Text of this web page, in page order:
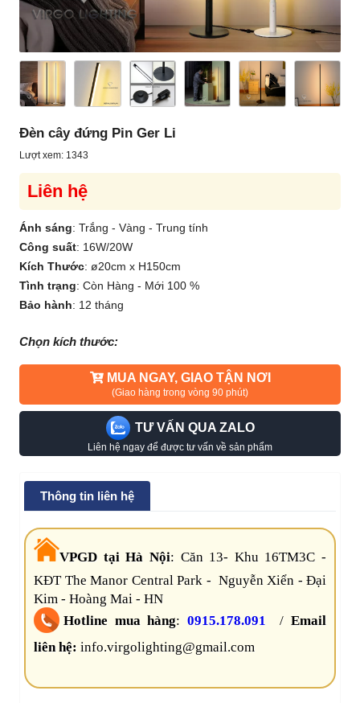
Đèn cây đứng Pin Ger Li
Lượt xem: 1343
Liên hệ
Ánh sáng: Trắng - Vàng - Trung tính
Công suất: 16W/20W
Kích Thước: ø20cm x H150cm
Tình trạng: Còn Hàng - Mới 100 %
Bảo hành: 12 tháng
Chọn kích thước:
MUA NGAY, GIAO TẬN NƠI
(Giao hàng trong vòng 90 phút)
TƯ VẤN QUA ZALO
Liên hệ ngay để được tư vấn về sản phẩm
Thông tin liên hệ
VPGD tại Hà Nội: Căn 13- Khu 16TM3C -
KĐT The Manor Central Park - Nguyễn Xiển - Đại
Kim - Hoàng Mai - HN
Hotline mua hàng:0915.178.091 /Email
liên hệ: info.virgolighting@gmail.com